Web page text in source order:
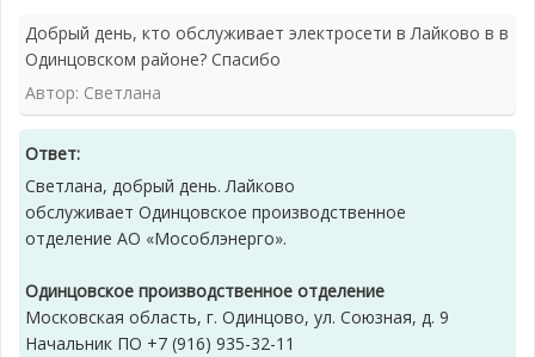
Добрый день, кто обслуживает электросети в Лайково в в
Одинцовском районе? Спасибо
Автор: Светлана
Ответ:
Светлана, добрый день. Лайково
обслуживает Одинцовское производственное
отделение АО «Мособлэнерго».
Одинцовское производственное отделение
Московская область, г. Одинцово, ул. Союзная, д. 9
Начальник ПО +7 (916) 935-32-11